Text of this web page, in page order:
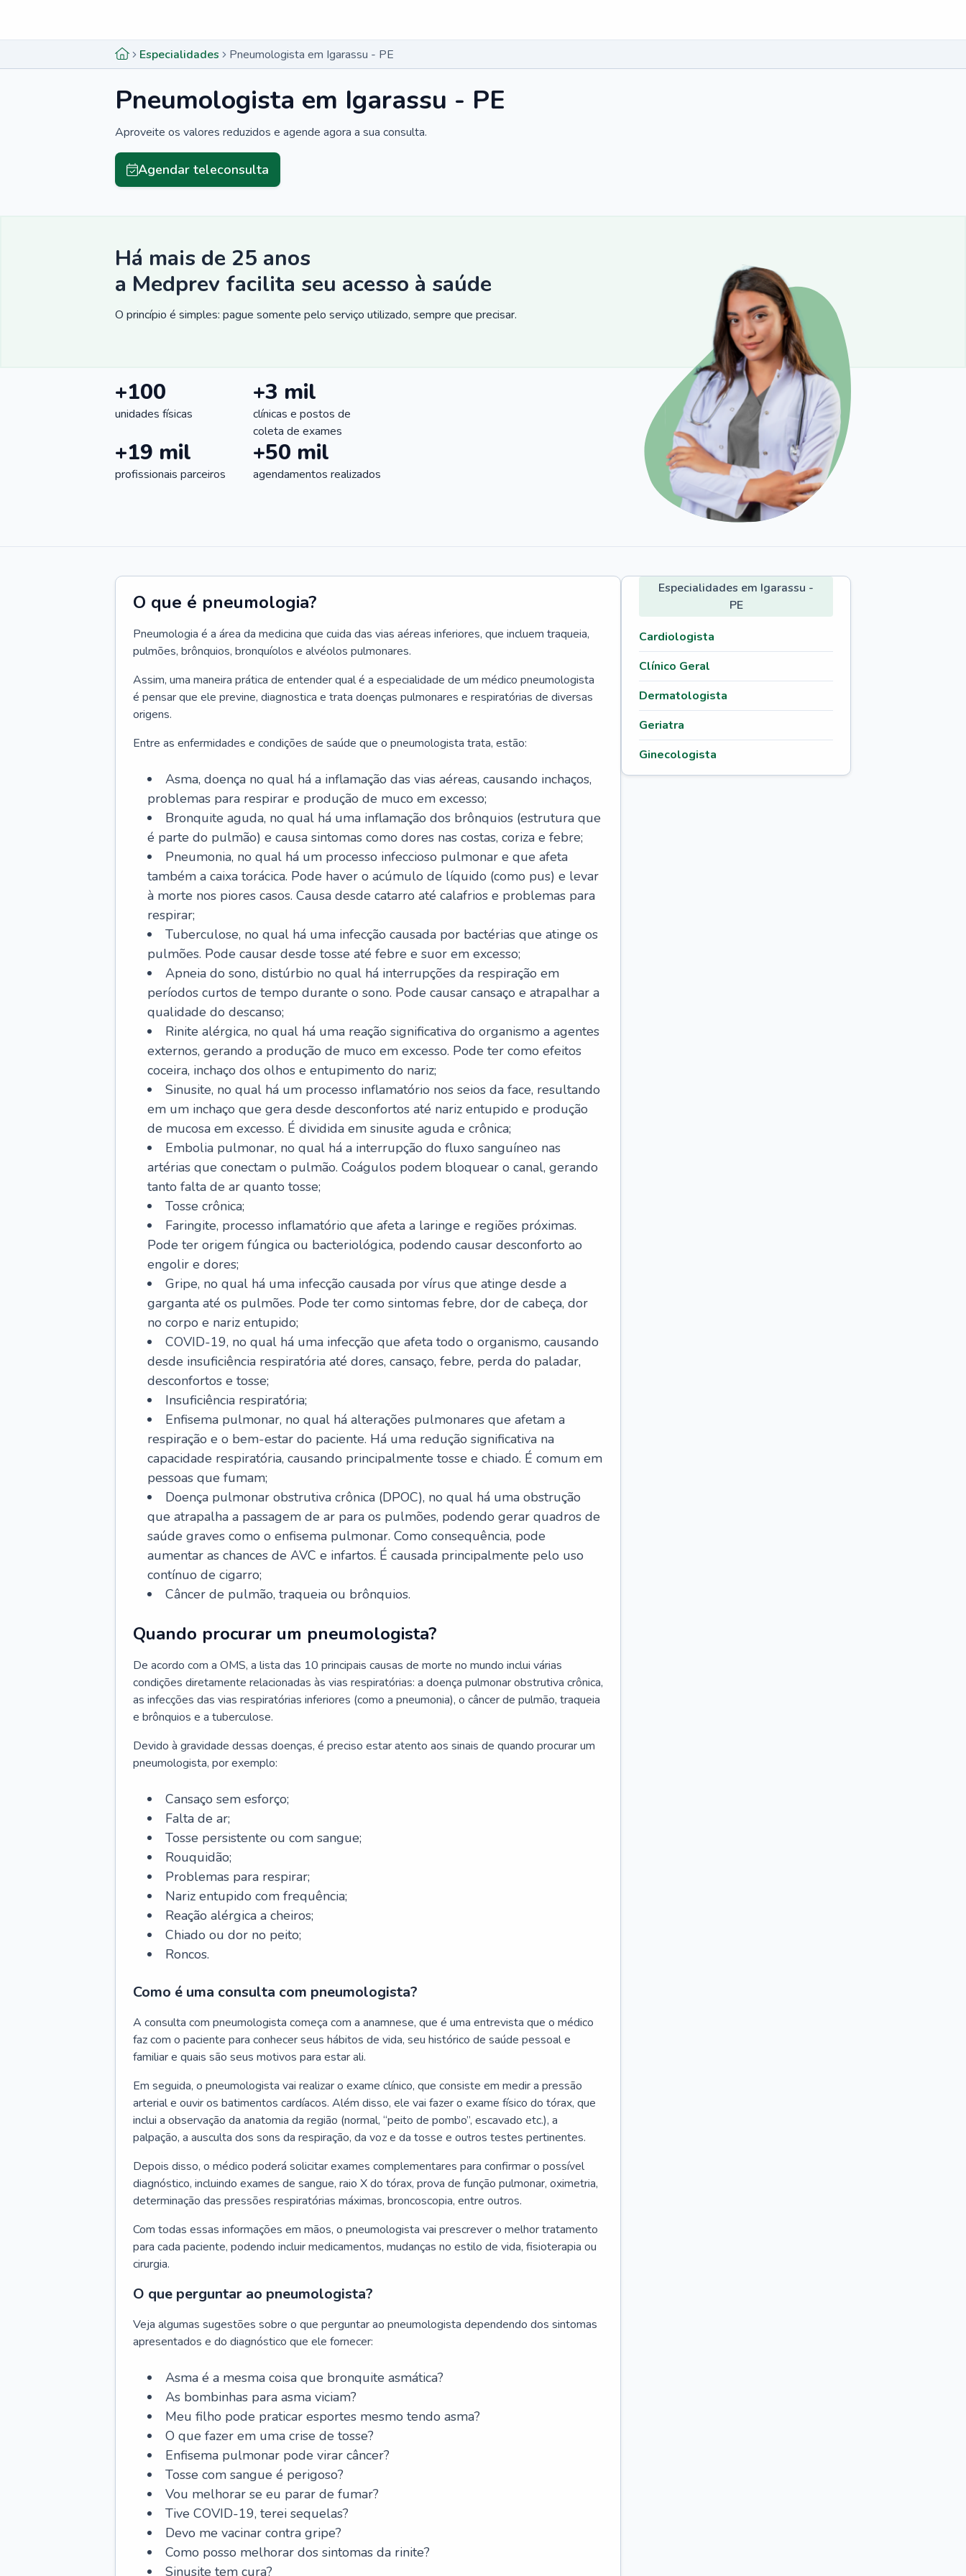
Especialidades Pneumologista em Igarassu - PE
Pneumologista em Igarassu - PE
Aproveite os valores reduzidos e agende agora a sua consulta.
Agendar teleconsulta
Há mais de 25 anos
a Medprev facilita seu acesso à saúde
O princípio é simples: pague somente pelo serviço utilizado, sempre que precisar.
+100
unidades físicas
+3 mil
clínicas e postos de
coleta de exames
+19 mil
profissionais parceiros
+50 mil
agendamentos realizados
O que é pneumologia?
Pneumologia é a área da medicina que cuida das vias aéreas inferiores, que incluem traqueia,
pulmões, brônquios, bronquíolos e alvéolos pulmonares.
Assim, uma maneira prática de entender qual é a especialidade de um médico pneumologista
é pensar que ele previne, diagnostica e trata doenças pulmonares e respiratórias de diversas
origens.
Entre as enfermidades e condições de saúde que o pneumologista trata, estão:
Asma, doença no qual há a inflamação das vias aéreas, causando inchaços,
problemas para respirar e produção de muco em excesso;
Bronquite aguda, no qual há uma inflamação dos brônquios (estrutura que
é parte do pulmão) e causa sintomas como dores nas costas, coriza e febre;
Pneumonia, no qual há um processo infeccioso pulmonar e que afeta
também a caixa torácica. Pode haver o acúmulo de líquido (como pus) e levar
à morte nos piores casos. Causa desde catarro até calafrios e problemas para
respirar;
Tuberculose, no qual há uma infecção causada por bactérias que atinge os
pulmões. Pode causar desde tosse até febre e suor em excesso;
Apneia do sono, distúrbio no qual há interrupções da respiração em
períodos curtos de tempo durante o sono. Pode causar cansaço e atrapalhar a
qualidade do descanso;
Rinite alérgica, no qual há uma reação significativa do organismo a agentes
externos, gerando a produção de muco em excesso. Pode ter como efeitos
coceira, inchaço dos olhos e entupimento do nariz;
Sinusite, no qual há um processo inflamatório nos seios da face, resultando
em um inchaço que gera desde desconfortos até nariz entupido e produção
de mucosa em excesso. É dividida em sinusite aguda e crônica;
Embolia pulmonar, no qual há a interrupção do fluxo sanguíneo nas
artérias que conectam o pulmão. Coágulos podem bloquear o canal, gerando
tanto falta de ar quanto tosse;
Tosse crônica;
Faringite, processo inflamatório que afeta a laringe e regiões próximas.
Pode ter origem fúngica ou bacteriológica, podendo causar desconforto ao
engolir e dores;
Gripe, no qual há uma infecção causada por vírus que atinge desde a
garganta até os pulmões. Pode ter como sintomas febre, dor de cabeça, dor
no corpo e nariz entupido;
COVID-19, no qual há uma infecção que afeta todo o organismo, causando
desde insuficiência respiratória até dores, cansaço, febre, perda do paladar,
desconfortos e tosse;
Insuficiência respiratória;
Enfisema pulmonar, no qual há alterações pulmonares que afetam a
respiração e o bem-estar do paciente. Há uma redução significativa na
capacidade respiratória, causando principalmente tosse e chiado. É comum em
pessoas que fumam;
Doença pulmonar obstrutiva crônica (DPOC), no qual há uma obstrução
que atrapalha a passagem de ar para os pulmões, podendo gerar quadros de
saúde graves como o enfisema pulmonar. Como consequência, pode
aumentar as chances de AVC e infartos. É causada principalmente pelo uso
contínuo de cigarro;
Câncer de pulmão, traqueia ou brônquios.
Quando procurar um pneumologista?
De acordo com a OMS, a lista das 10 principais causas de morte no mundo inclui várias
condições diretamente relacionadas às vias respiratórias: a doença pulmonar obstrutiva crônica,
as infecções das vias respiratórias inferiores (como a pneumonia), o câncer de pulmão, traqueia
e brônquios e a tuberculose.
Devido à gravidade dessas doenças, é preciso estar atento aos sinais de quando procurar um
pneumologista, por exemplo:
Cansaço sem esforço;
Falta de ar;
Tosse persistente ou com sangue;
Rouquidão;
Problemas para respirar;
Nariz entupido com frequência;
Reação alérgica a cheiros;
Chiado ou dor no peito;
Roncos.
Como é uma consulta com pneumologista?
A consulta com pneumologista começa com a anamnese, que é uma entrevista que o médico
faz com o paciente para conhecer seus hábitos de vida, seu histórico de saúde pessoal e
familiar e quais são seus motivos para estar ali.
Em seguida, o pneumologista vai realizar o exame clínico, que consiste em medir a pressão
arterial e ouvir os batimentos cardíacos. Além disso, ele vai fazer o exame físico do tórax, que
inclui a observação da anatomia da região (normal, “peito de pombo”, escavado etc.), a
palpação, a ausculta dos sons da respiração, da voz e da tosse e outros testes pertinentes.
Depois disso, o médico poderá solicitar exames complementares para confirmar o possível
diagnóstico, incluindo exames de sangue, raio X do tórax, prova de função pulmonar, oximetria,
determinação das pressões respiratórias máximas, broncoscopia, entre outros.
Com todas essas informações em mãos, o pneumologista vai prescrever o melhor tratamento
para cada paciente, podendo incluir medicamentos, mudanças no estilo de vida, fisioterapia ou
cirurgia.
O que perguntar ao pneumologista?
Veja algumas sugestões sobre o que perguntar ao pneumologista dependendo dos sintomas
apresentados e do diagnóstico que ele fornecer:
Asma é a mesma coisa que bronquite asmática?
As bombinhas para asma viciam?
Meu filho pode praticar esportes mesmo tendo asma?
O que fazer em uma crise de tosse?
Enfisema pulmonar pode virar câncer?
Tosse com sangue é perigoso?
Vou melhorar se eu parar de fumar?
Tive COVID-19, terei sequelas?
Devo me vacinar contra gripe?
Como posso melhorar dos sintomas da rinite?
Sinusite tem cura?
Especialidades em Igarassu -
PE
Cardiologista
Clínico Geral
Dermatologista
Geriatra
Ginecologista